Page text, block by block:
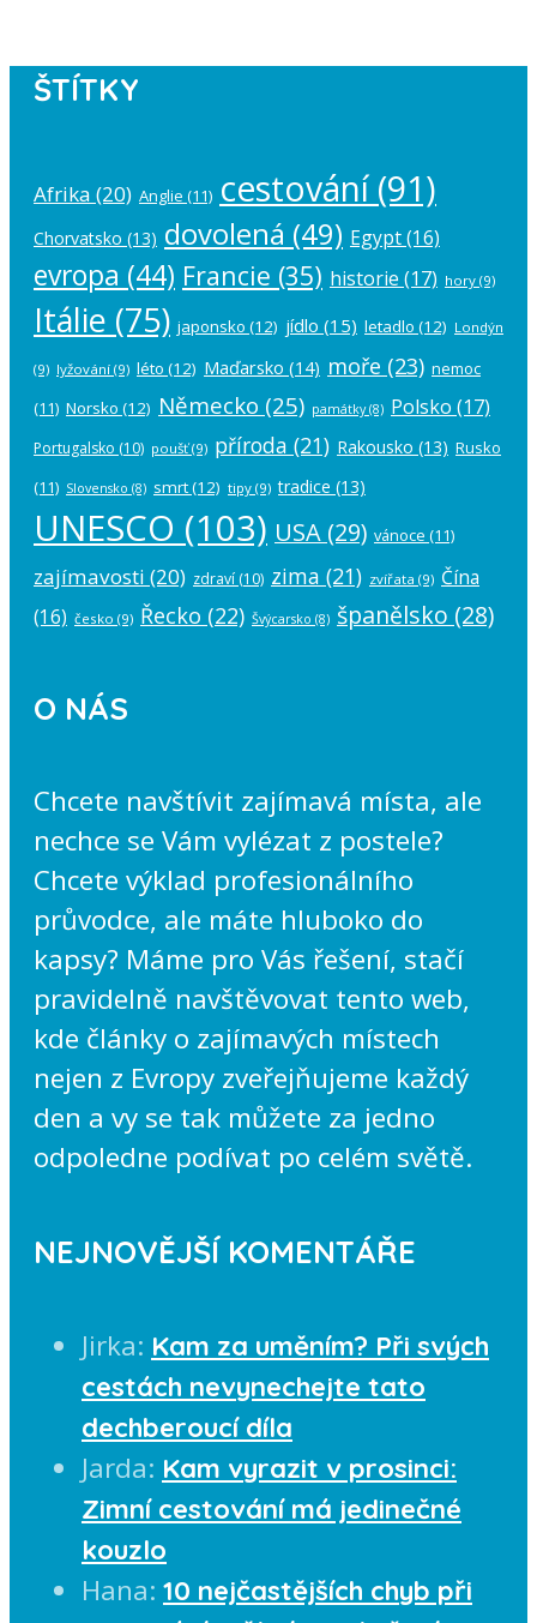
ŠTÍTKY
Afrika (20) Anglie (11) cestování(91)
Chorvatsko (13) dovolená (49) Egypt(16)
evropa (44) Francie (35) historie (17) hory (9)
Itálie (75) japonsko (12) jídlo (15) letadlo (12) Londýn
(9) lyžování (9) léto (12) Maďarsko (14) moře (23) nemoc
(11) Norsko (12) Německo (25) památky(8) Polsko (17)
Portugalsko (10) poušť(9) příroda (21) Rakousko (13) Rusko
(11) Slovensko (8) smrt(12) tipy (9) tradice (13)
UNESCO (103) USA (29) vánoce (11)
zajímavosti (20) zdraví (10) zima (21) zvířata (9) Čína
(16) česko (9) Řecko (22) Švýcarsko (8) španělsko (28)
O NÁS
Chcete navštívit zajímavá místa, ale
nechce se Vám vylézat z postele?
Chcete výklad profesionálního
průvodce, ale máte hluboko do
kapsy? Máme pro Vás řešení, stačí
pravidelně navštěvovat tento web,
kde články o zajímavých místech
nejen z Evropy zveřejňujeme každý
den a vy se tak můžete za jedno
odpoledne podívat po celém světě.
NEJNOVĚJŠÍ KOMENTÁŘE
Jirka: Kam za uměním? Při svých
cestách nevynechejte tato
dechberoucí díla
Jarda: Kam vyrazit v prosinci:
Zimní cestování má jedinečné
kouzlo
Hana: 10 nejčastějších chyb při